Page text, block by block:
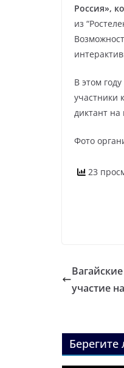
Россия»,
из
В этом
участники
диктант
Фото
23
участие
Берегите